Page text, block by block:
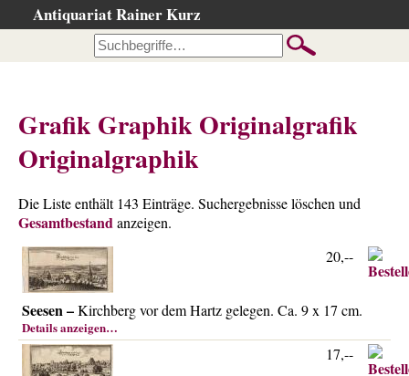
Antiquariat Rainer Kurz
…nach Beschreibung
…nach Kategorie
…nach Person
Neuzugänge
…der letzten Wochen
…der letzten Tage
Suchergebnisse
Ankauf
Grafik Graphik Originalgrafik
Originalgraphik
Die Liste enthält 143 Einträge. Suchergebnisse löschen und
Gesamtbestandanzeigen.
Seesen –Kirchberg vor dem Hartz gelegen. Ca. 9 x 17 cm.
Details anzeigen…
20,--
17,--